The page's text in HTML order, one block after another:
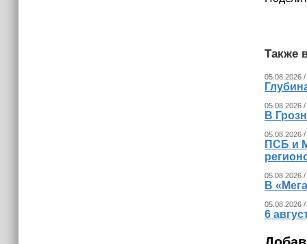
Также
05.08.2026
05.08.2026
В
05.08.2026 /
ПСБ и
05.08.2026
В
05.08.2026
6